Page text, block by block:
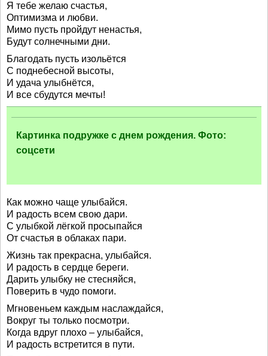
Я тебе желаю счастья,
Оптимизма и любви.
Мимо пусть пройдут ненастья,
Будут солнечными дни.
Благодать пусть изольётся
С поднебесной высоты,
И удача улыбнётся,
И все сбудутся мечты!
Картинка подружке с днем рождения. Фото:
соцсети
Как можно чаще улыбайся.
И радость всем свою дари.
С улыбкой лёгкой просыпайся
От счастья в облаках пари.
Жизнь так прекрасна, улыбайся.
И радость в сердце береги.
Дарить улыбку не стесняйся,
Поверить в чудо помоги.
Мгновеньем каждым наслаждайся,
Вокруг ты только посмотри.
Когда вдруг плохо – улыбайся,
И радость встретится в пути.